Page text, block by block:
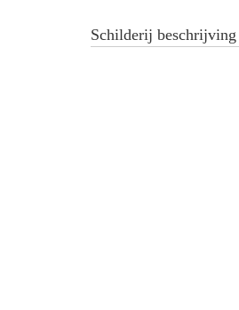
Schilderij beschrijving